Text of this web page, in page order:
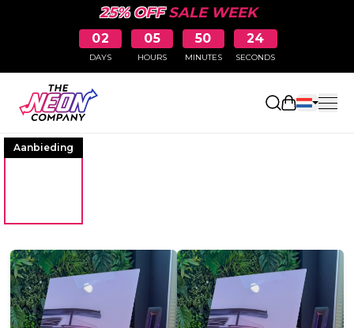
25% OFFSALE WEEK
02
DAYS
05
HOURS
50
MINUTES
24
SECONDS
Aanbieding